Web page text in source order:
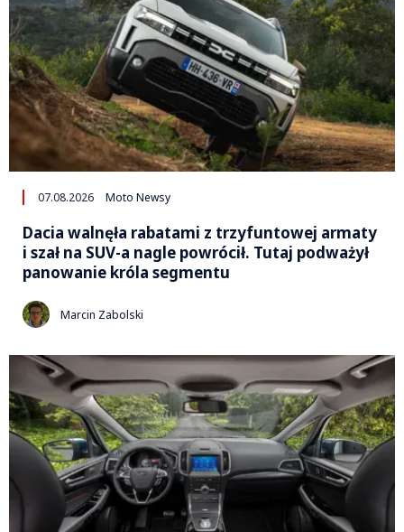
07.08.2026 Moto Newsy
Dacia walnęła rabatami z trzyfuntowej armaty
i szał na SUV-a nagle powrócił. Tutaj podważył
panowanie króla segmentu
Marcin Zabolski